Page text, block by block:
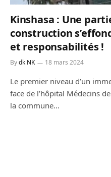
Kinshasa : Une
construction
et responsabilités !
Bydk NK 18 mars 2024
Le premier niveau d’un
face de l’hôpital Médecins
la commune…